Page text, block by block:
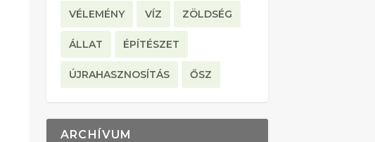
VÉLEMÉNY VÍZ ZÖLDSÉG
ÁLLAT ÉPÍTÉSZET
ÚJRAHASZNOSÍTÁS ŐSZ
ARCHÍVUM